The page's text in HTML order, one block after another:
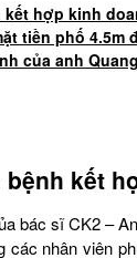
kết hợp kinh
tiền phố 4.5m
của anh Quang
kết
bác sĩ CK2 –
nhân viên